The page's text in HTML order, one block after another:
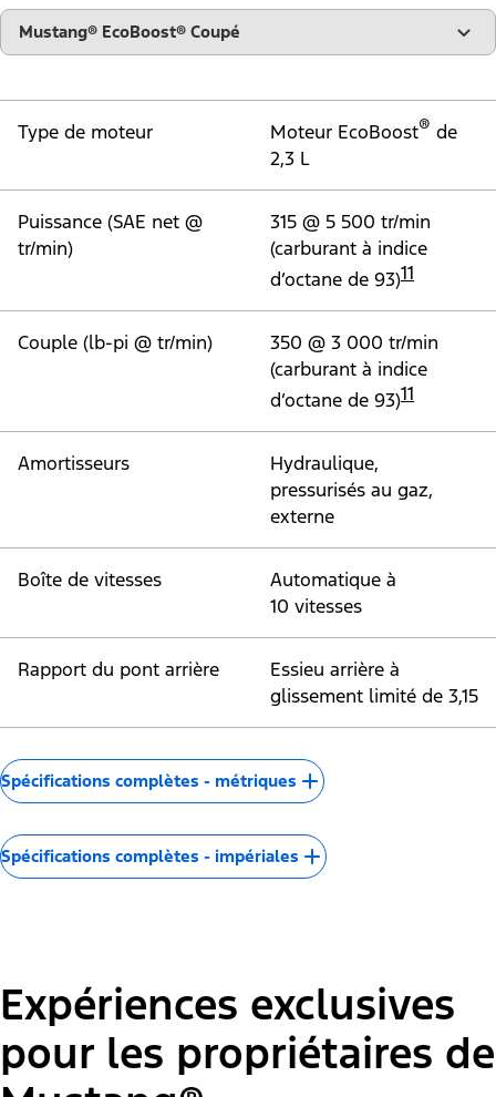
"Modèles"
Mustang® EcoBoost® Coupé
Type de moteur Moteur EcoBoost® de
2,3 L
Puissance (SAE net @
tr/min)
315 @ 5 500 tr/min
(carburant à indice
d’octane de 93)11
Couple (lb-pi @ tr/min)
350 @ 3 000 tr/min
(carburant à indice
d’octane de 93)11
Amortisseurs
Hydraulique,
pressurisés au gaz,
externe
Boîte de vitesses
Automatique à
10 vitesses
Rapport du pont arrière
Essieu arrière à
glissement limité de 3,15
Spécifications complètes - métriques
Spécifications complètes - impériales
Expériences exclusives
pour les propriétaires de